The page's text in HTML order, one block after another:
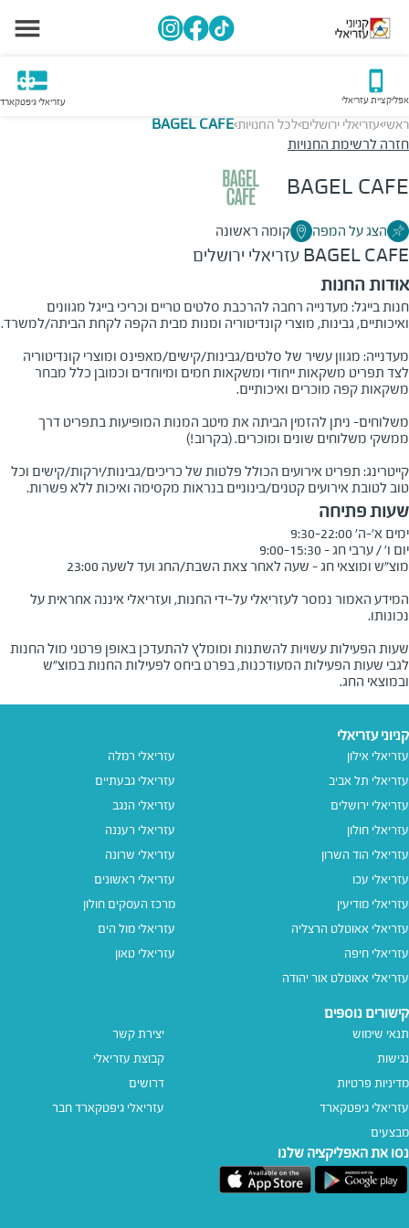
אפליקציית עזריאלי עזריאלי גיפטקארד
ראשי>עזריאלי ירושלים>לכל החנויות>
BAGEL CAFE
חזרה לרשימת החנויות
BAGEL CAFE
הצג על המפה קומה ראשונה
BAGEL CAFE עזריאלי ירושלים
אודות החנות
חנות בייגל: מעדנייה רחבה להרכבת סלטים טריים וכריכי בייגל מגוונים
ואיכותיים, גבינות, מוצרי קונדיטוריה ומנות מבית הקפה לקחת הביתה/למשרד.
מעדנייה: מגוון עשיר של סלטים/גבינות/קישים/מאפינס ומוצרי קונדיטוריה
לצד תפריט משקאות ייחודי ומשקאות חמים ומיוחדים וכמובן כלל מבחר
משקאות קפה מוכרים ואיכותיים.
משלוחים- ניתן להזמין הביתה את מיטב המנות המופיעות בתפריט דרך
ממשקי משלוחים שונים ומוכרים. (בקרוב!)
קייטרינג: תפריט אירועים הכולל פלטות של כריכים/גבינות/ירקות/קישים וכל
טוב לטובת אירועים קטנים/בינוניים בנראות מקסימה ואיכות ללא פשרות.
שעות פתיחה
המידע האמור נמסר לעזריאלי על-ידי החנות, ועזריאלי איננה אחראית על
שעות הפעילות עשויות להשתנות ומומלץ להתעדכן באופן פרטני מול החנות
לגבי שעות הפעילות המעודכנות, בפרט ביחס לפעילות החנות במוצ"ש
ובמוצאי החג.
קניוני עזריאלי
עזריאלי אילון
עזריאלי תל אביב
עזריאלי ירושלים
עזריאלי חולון
עזריאלי הוד השרון
עזריאלי עכו
עזריאלי מודיעין
עזריאלי אאוטלט הרצליה
עזריאלי חיפה
עזריאלי אאוטלט אור יהודה
עזריאלי רמלה
עזריאלי גבעתיים
עזריאלי הנגב
עזריאלי רעננה
עזריאלי שרונה
עזריאלי ראשונים
מרכז העסקים חולון
עזריאלי מול הים
עזריאלי טאון
קישורים נוספים
תנאי שימוש
נגישות
מדיניות פרטיות
עזריאלי גיפטקארד
מבצעים
יצירת קשר
קבוצת עזריאלי
דרושים
עזריאלי גיפטקארד חבר‎
נסו את האפליקציה שלנו